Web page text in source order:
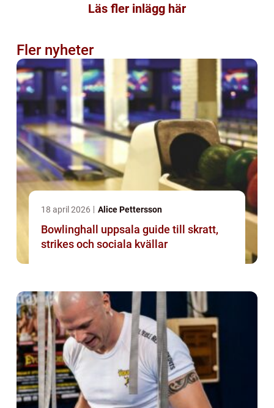
Läs fler inlägg här
Fler nyheter
18 april 2026 Alice Pettersson
Bowlinghall uppsala guide till skratt,
strikes och sociala kvällar